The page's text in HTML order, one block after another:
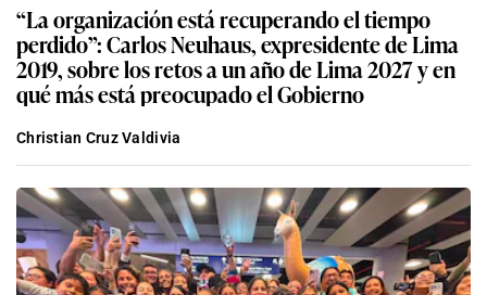
“La organización está recuperando el tiempo
perdido”: Carlos Neuhaus, expresidente de Lima
2019, sobre los retos a un año de Lima 2027 y en
qué más está preocupado el Gobierno
Christian Cruz Valdivia